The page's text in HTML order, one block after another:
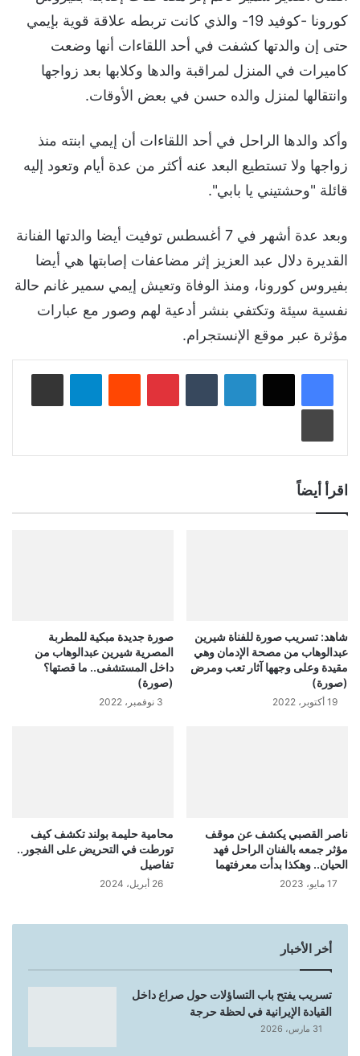
كورونا -كوفيد 19- والذي كانت تربطه علاقة قوية بإيمي
حتى إن والدتها كشفت في أحد اللقاءات أنها وضعت
كاميرات في المنزل لمراقبة والدها وكلابها بعد زواجها
وانتقالها لمنزل والده حسن في بعض الأوقات.
وأكد والدها الراحل في أحد اللقاءات أن إيمي ابنته منذ
زواجها ولا تستطيع البعد عنه أكثر من عدة أيام وتعود إليه
قائلة "وحشتيني يا بابي".
وبعد عدة أشهر في 7 أغسطس توفيت أيضا والدتها الفنانة
القديرة دلال عبد العزيز إثر مضاعفات إصابتها هي أيضا
بفيروس كورونا، ومنذ الوفاة وتعيش إيمي سمير غانم حالة
نفسية سيئة وتكتفي بنشر أدعية لهم وصور مع عبارات
مؤثرة عبر موقع الإنستجرام.
لينكدإن بينتيريست
اقرأ أيضاً
شاهد: تسريب صورة للفناة شيرين
عبدالوهاب من مصحة الإدمان وهي
مقيدة وعلى وجهها آثار تعب ومرض
(صورة)
19 أكتوبر، 2022
صورة جديدة مبكية للمطربة
المصرية شيرين عبدالوهاب من
داخل المستشفى.. ما قصتها؟
(صورة)
3 نوفمبر، 2022
ناصر القصبي يكشف عن موقف
مؤثر جمعه بالفنان الراحل فهد
الحيان.. وهكذا بدأت معرفتهما
17 مايو، 2023
محامية حليمة بولند تكشف كيف
تورطت في التحريض على الفجور..
تفاصيل
26 أبريل، 2024
أخر الأخبار
تسريب يفتح باب التساؤلات حول صراع داخل
القيادة الإيرانية في لحظة حرجة
31 مارس، 2026